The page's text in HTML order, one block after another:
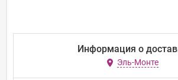
Информация о
Эль-Монте